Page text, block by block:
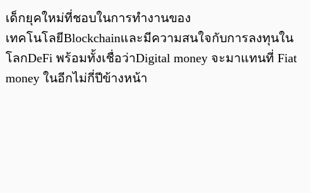
เด็กยุคใหม่ที่ชอบในการทำงานของ
เทคโนโลยีBlockchainและมีความสนใจกับการลงทุนใน
โลกDeFi พร้อมทั้งเชื่อว่าDigital money จะมาแทนที่ Fiat
money ในอีกไม่กี่ปีข้างหน้า